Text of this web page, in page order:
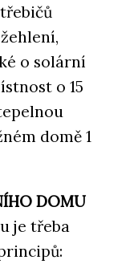
o solární
o 15
domě 1
DOMU
je třeba